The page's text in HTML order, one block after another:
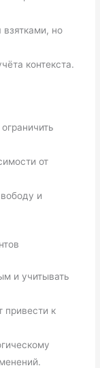
но
контекста.
от
и
и учитывать
к